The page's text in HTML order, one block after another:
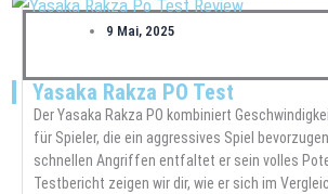
9 Mai, 2025
Yasaka Rakza PO Test
Der Yasaka Rakza PO kombiniert
für Spieler, die ein aggressives Spiel
schnellen Angriffen entfaltet er sein volles
Testbericht zeigen wir dir, wie er sich im